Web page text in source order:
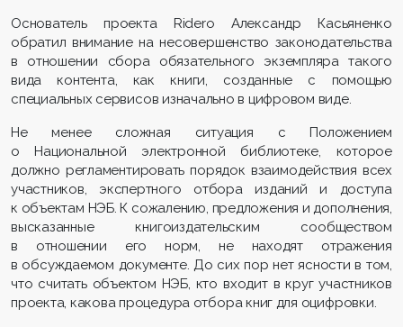
Основатель проекта Ridero Александр Касьяненко
обратил внимание на несовершенство законодательства
в отношении сбора обязательного экземпляра такого
вида контента, как книги, созданные с помощью
специальных сервисов изначально в цифровом виде.
Не менее сложная ситуация с Положением
о Национальной электронной библиотеке, которое
должно регламентировать порядок взаимодействия всех
участников, экспертного отбора изданий и доступа
к объектам НЭБ. К сожалению, предложения и дополнения,
высказанные книгоиздательским сообществом
в отношении его норм, не находят отражения
в обсуждаемом документе. До сих пор нет ясности в том,
что считать объектом НЭБ, кто входит в круг участников
проекта, какова процедура отбора книг для оцифровки.